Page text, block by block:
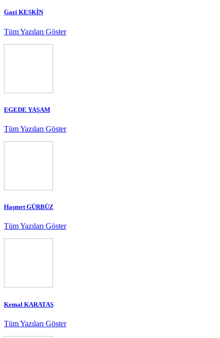
Gazi KESKİN
Tüm Yazıları Göster
EGEDE YAŞAM
Tüm Yazıları Göster
Haşmet GÜRBÜZ
Tüm Yazıları Göster
Kemal KARATAŞ
Tüm Yazıları Göster